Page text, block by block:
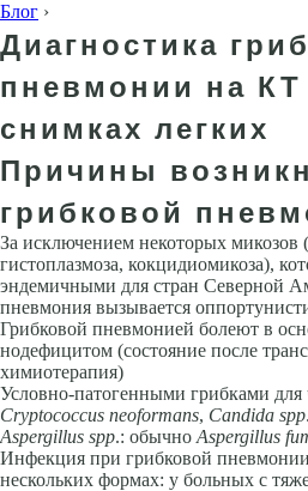
Блог ›
Диагностика
пневмонии на
снимках легких
Причины
грибковой
За исключением некоторых микозов
гистоплазмоза, кокцидиомикоза),
эндемичными для стран Северной
пневмония вызывается
Грибковой пневмонией болеют в
нодефицитом (состояние после
химиотерапия)
Условно-патогенными грибками для
Cryptococcus neoformans, Candida spp
Aspergillus spp.: обычно Aspergillus
Инфекция при грибковой
нескольких формах: у больных с